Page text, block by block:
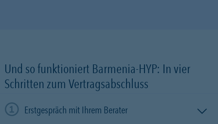
Und so funktioniert Barmenia-HYP: In vier
Schritten zum Vertragsabschluss
Erstgespräch mit Ihrem Berater